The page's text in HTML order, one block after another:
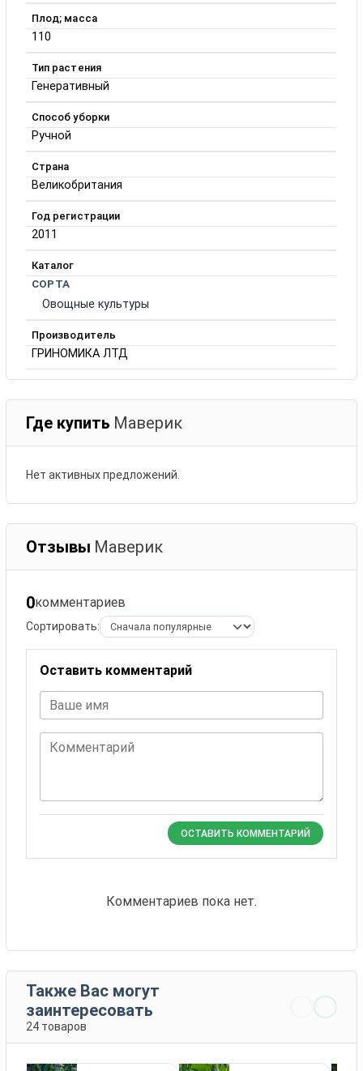
Плод; масса
110
Тип растения
Генеративный
Способ уборки
Ручной
Страна
Великобритания
Год регистрации
2011
Каталог
СОРТА
Овощные культуры
Производитель
ГРИНОМИКА ЛТД
Где купить Маверик
Нет активных предложений.
Отзывы Маверик
0комментариев
Сортировать:
Оставить комментарий
Ваше имя
Комментарий
ОСТАВИТЬ КОММЕНТАРИЙ
Комментариев пока нет.
Также Вас могут
заинтересовать
24 товаров